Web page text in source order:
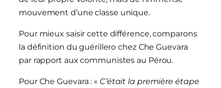
mouvement d’une classe unique.
Pour mieux saisir cette différence, comparons
la définition du guérillero chez Che Guevara
par rapport aux communistes au Pérou.
Pour Che Guevara : « C’était la première étape